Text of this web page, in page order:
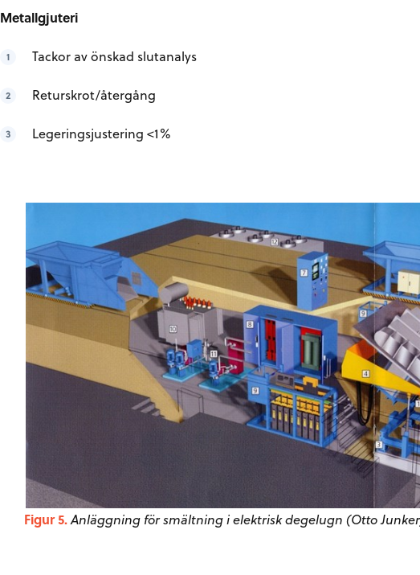
Metallgjuteri
Tackor av önskad slutanalys
Returskrot/återgång
Legeringsjustering <1%
Figur 5.Anläggning för smältning i elektrisk degelugn (Otto